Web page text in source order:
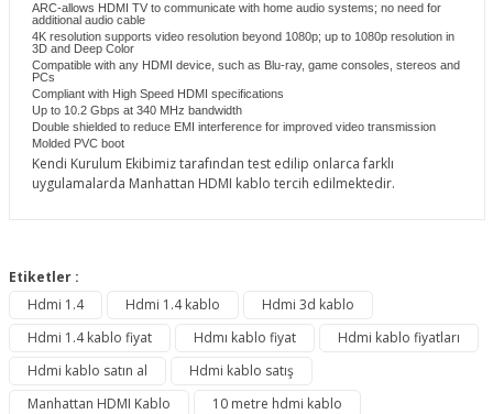
ARC-allows HDMI TV to communicate with home audio systems; no need for
additional audio cable
4K resolution supports video resolution beyond 1080p; up to 1080p resolution in
3D and Deep Color
Compatible with any HDMI device, such as Blu-ray, game consoles, stereos and
PCs
Compliant with High Speed HDMI specifications
Up to 10.2 Gbps at 340 MHz bandwidth
Double shielded to reduce EMI interference for improved video transmission
Molded PVC boot
Kendi Kurulum Ekibimiz tarafından test edilip onlarca farklı
uygulamalarda Manhattan HDMI kablo tercih edilmektedir.
Yorum Yaz
konularda yetersiz gördüğünüz noktaları öneri formunu
Görüş ve önerileriniz için teşekkür ederiz.
Ürün resmi kalitesiz, bozuk veya görüntülenemiyor.
Ürün açıklamasında eksik bilgiler bulunuyor.
Etiketler :
Hdmi 1.4
Hdmi 1.4 kablo
Hdmi 3d kablo
Hdmi 1.4 kablo fiyat
Hdmı kablo fiyat
Hdmi kablo fiyatları
Hdmi kablo satın al
Hdmi kablo satış
Manhattan HDMI Kablo
10 metre hdmi kablo